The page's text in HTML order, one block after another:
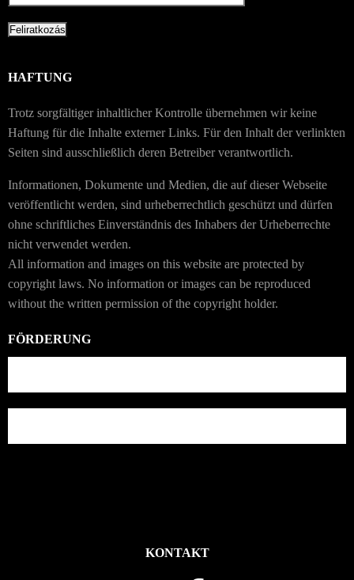
HAFTUNG
Trotz sorgfältiger inhaltlicher Kontrolle übernehmen wir keine
Haftung für die Inhalte externer Links. Für den Inhalt der verlinkten
Seiten sind ausschließlich deren Betreiber verantwortlich.
Informationen, Dokumente und Medien, die auf dieser Webseite
veröffentlicht werden, sind urheberrechtlich geschützt und dürfen
ohne schriftliches Einverständnis des Inhabers der Urheberrechte
nicht verwendet werden.
All information and images on this website are protected by
copyright laws. No information or images can be reproduced
without the written permission of the copyright holder.
FÖRDERUNG
KONTAKT